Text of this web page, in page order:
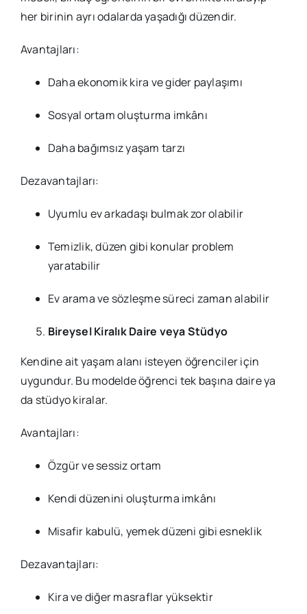
her birinin ayrı odalarda yaşadığı düzendir.
Avantajları:
Daha ekonomik kira ve gider paylaşımı
Sosyal ortam oluşturma imkânı
Daha bağımsız yaşam tarzı
Dezavantajları:
Uyumlu ev arkadaşı bulmak zor olabilir
Temizlik, düzen gibi konular problem
yaratabilir
Ev arama ve sözleşme süreci zaman alabilir
Bireysel Kiralık Daire veya Stüdyo
Kendine ait yaşam alanı isteyen öğrenciler için
uygundur. Bu modelde öğrenci tek başına daire ya
da stüdyo kiralar.
Avantajları:
Özgür ve sessiz ortam
Kendi düzenini oluşturma imkânı
Misafir kabulü, yemek düzeni gibi esneklik
Dezavantajları:
Kira ve diğer masraflar yüksektir